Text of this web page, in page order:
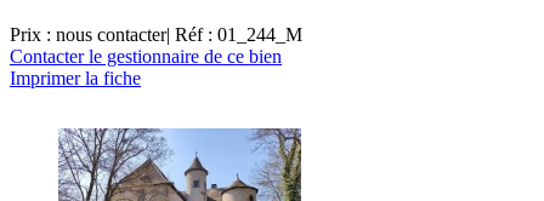
Prix : nous contacter| Réf : 01_244_M
Contacter le gestionnaire de ce bien
Imprimer la fiche